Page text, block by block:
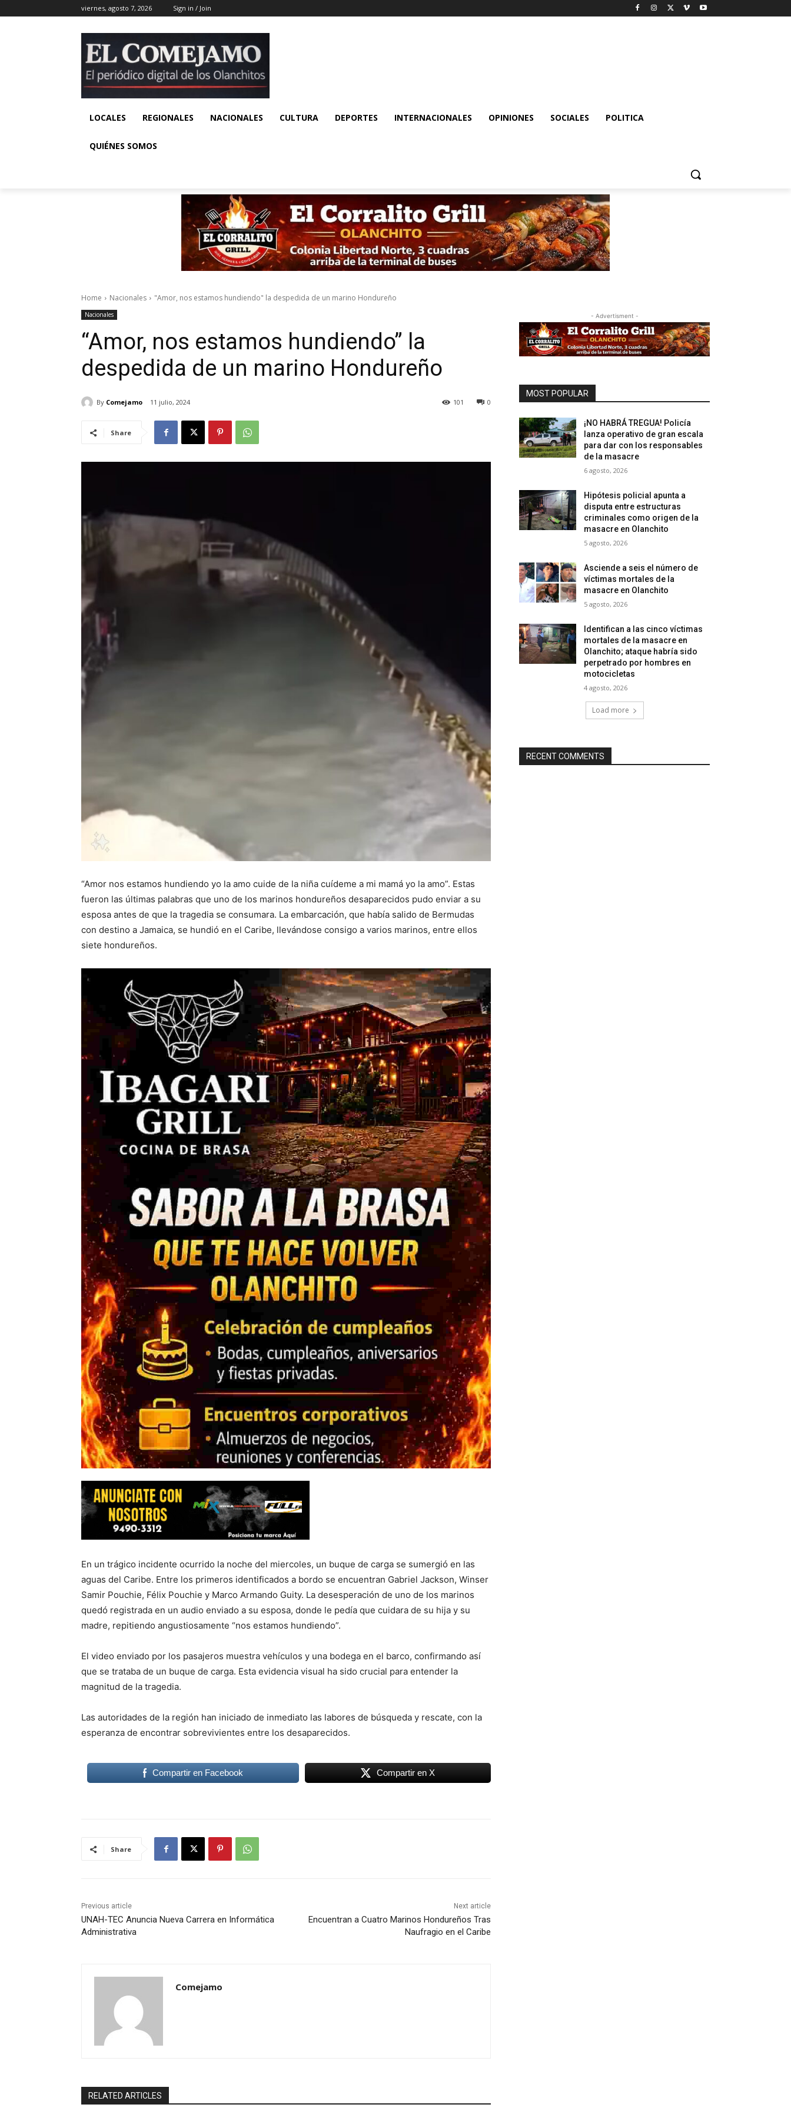
viernes, agosto 7, 2026 Sign in / Join
LOCALES REGIONALES NACIONALES CULTURA DEPORTES INTERNACIONALES OPINIONES SOCIALES POLITICA
QUIÉNES SOMOS
Home Nacionales "Amor, nos estamos hundiendo" la despedida de un marino Hondureño
Nacionales
“Amor, nos estamos hundiendo” la
despedida de un marino Hondureño
By Comejamo 11 julio, 2024 0
101
Share
“Amor nos estamos hundiendo yo la amo cuide de la niña cuídeme a mi mamá yo la amo”. Estas
fueron las últimas palabras que uno de los marinos hondureños desaparecidos pudo enviar a su
esposa antes de que la tragedia se consumara. La embarcación, que había salido de Bermudas
con destino a Jamaica, se hundió en el Caribe, llevándose consigo a varios marinos, entre ellos
siete hondureños.
En un trágico incidente ocurrido la noche del miercoles, un buque de carga se sumergió en las
aguas del Caribe. Entre los primeros identificados a bordo se encuentran Gabriel Jackson, Winser
Samir Pouchie, Félix Pouchie y Marco Armando Guity. La desesperación de uno de los marinos
quedó registrada en un audio enviado a su esposa, donde le pedía que cuidara de su hija y su
madre, repitiendo angustiosamente “nos estamos hundiendo”.
El video enviado por los pasajeros muestra vehículos y una bodega en el barco, confirmando así
que se trataba de un buque de carga. Esta evidencia visual ha sido crucial para entender la
magnitud de la tragedia.
Las autoridades de la región han iniciado de inmediato las labores de búsqueda y rescate, con la
esperanza de encontrar sobrevivientes entre los desaparecidos.
Compartir en Facebook Compartir en X
Share
Previous article
UNAH-TEC Anuncia Nueva Carrera en Informática
Administrativa
Next article
Encuentran a Cuatro Marinos Hondureños Tras
Naufragio en el Caribe
Comejamo
RELATED ARTICLES
- Advertisment -
MOST POPULAR
¡NO HABRÁ TREGUA! Policía
lanza operativo de gran escala
para dar con los responsables
de la masacre
6 agosto, 2026
Hipótesis policial apunta a
disputa entre estructuras
criminales como origen de la
masacre en Olanchito
5 agosto, 2026
Asciende a seis el número de
víctimas mortales de la
masacre en Olanchito
5 agosto, 2026
Identifican a las cinco víctimas
mortales de la masacre en
Olanchito; ataque habría sido
perpetrado por hombres en
motocicletas
4 agosto, 2026
Load more
RECENT COMMENTS